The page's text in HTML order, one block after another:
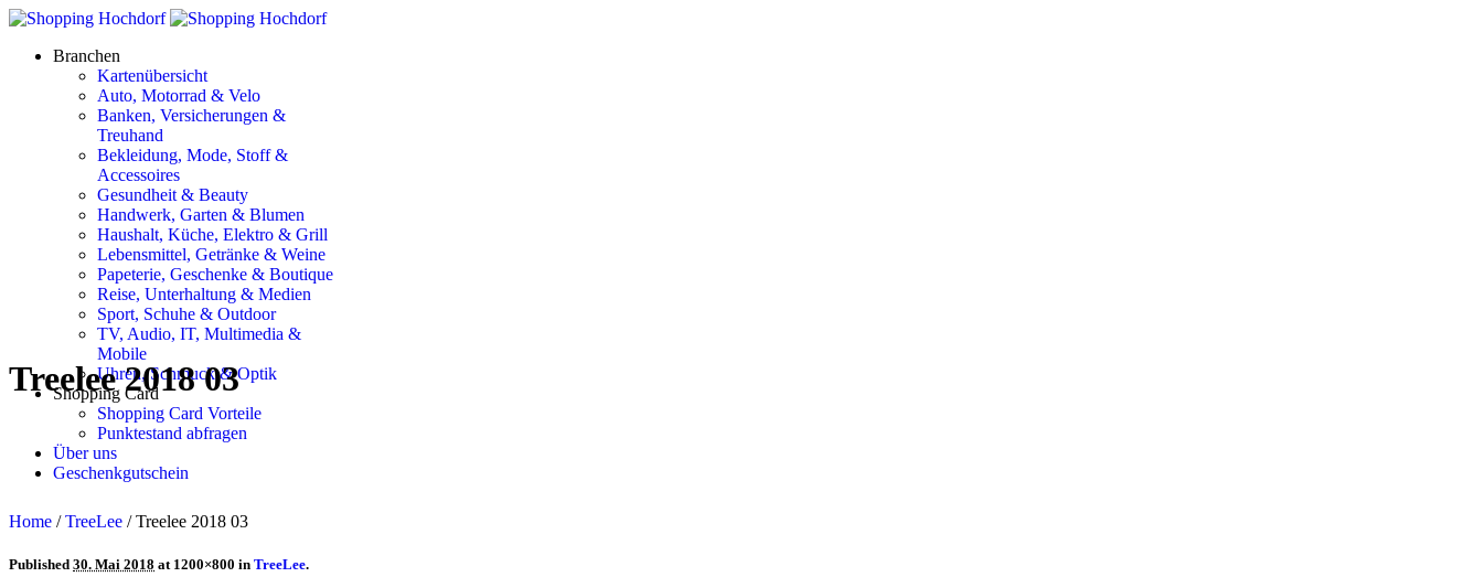
Branchen
Kartenübersicht
Auto, Motorrad & Velo
Banken, Versicherungen &
Treuhand
Bekleidung, Mode, Stoff &
Accessoires
Gesundheit & Beauty
Handwerk, Garten & Blumen
Haushalt, Küche, Elektro & Grill
Lebensmittel, Getränke & Weine
Papeterie, Geschenke & Boutique
Reise, Unterhaltung & Medien
Sport, Schuhe & Outdoor
TV, Audio, IT, Multimedia &
Mobile
Uhren, Schmuck & Optik
Shopping Card
Shopping Card Vorteile
Punktestand abfragen
Über uns
Geschenkgutschein
Treelee 2018 03
Home /TreeLee /Treelee 2018 03
Published 30. Mai 2018 at 1200×800 in TreeLee.